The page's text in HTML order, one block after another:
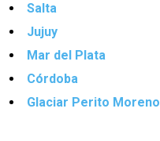
Salta
Jujuy
Mar del Plata
Córdoba
Glaciar Perito Moreno